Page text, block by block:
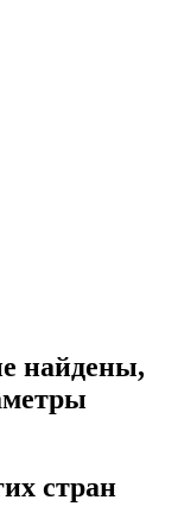
найдены,
стран